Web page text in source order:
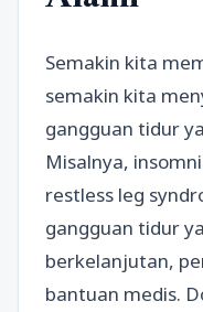
Semakin kita
semakin kita
gangguan tidur
Misalnya,
restless leg
gangguan tidur
berkelanjutan,
bantuan medis.